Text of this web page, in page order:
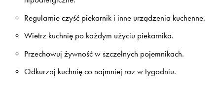
Regularnie czyść piekarnik i inne urządzenia kuchenne.
Wietrz kuchnię po każdym użyciu piekarnika.
Przechowuj żywność w szczelnych pojemnikach.
Odkurzaj kuchnię co najmniej raz w tygodniu.